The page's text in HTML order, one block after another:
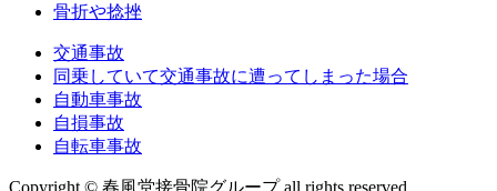
骨折や捻挫
交通事故
同乗していて交通事故に遭ってしまった場合
自動車事故
自損事故
自転車事故
Copyright © 春風堂接骨院グループ all rights reserved.